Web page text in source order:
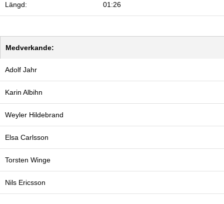
Längd: 01:26
Medverkande:
Adolf Jahr
Karin Albihn
Weyler Hildebrand
Elsa Carlsson
Torsten Winge
Nils Ericsson